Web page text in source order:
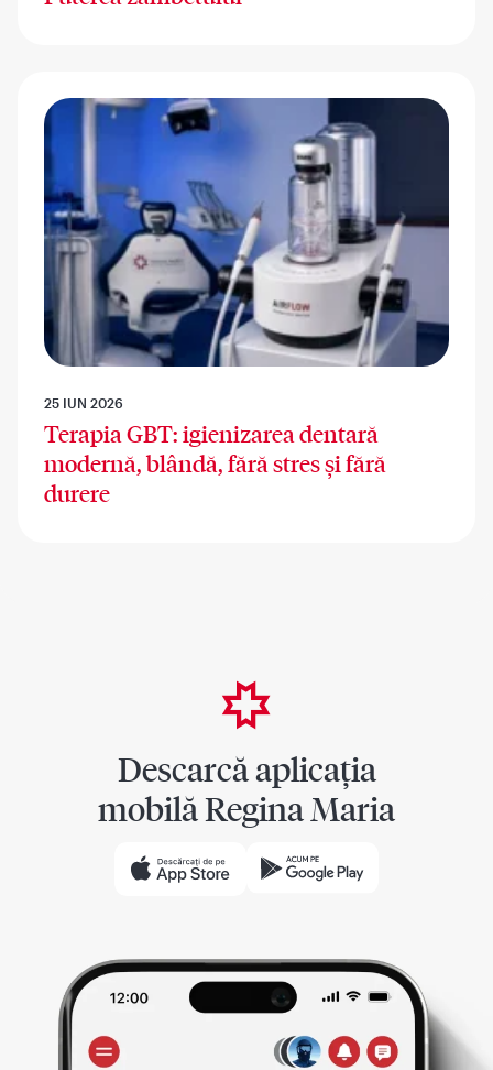
25 IUN 2026
Terapia GBT: igienizarea dentară
modernă, blândă, fără stres și fără
durere
Descarcă aplicația
mobilă Regina Maria